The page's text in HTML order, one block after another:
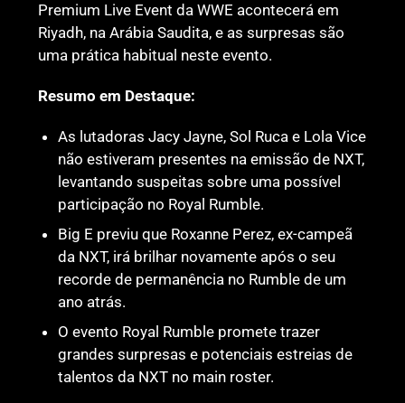
Premium Live Event da WWE acontecerá em
Riyadh, na Arábia Saudita, e as surpresas são
uma prática habitual neste evento.
Resumo em Destaque:
As lutadoras Jacy Jayne, Sol Ruca e Lola Vice
não estiveram presentes na emissão de NXT,
levantando suspeitas sobre uma possível
participação no Royal Rumble.
Big E previu que Roxanne Perez, ex-campeã
da NXT, irá brilhar novamente após o seu
recorde de permanência no Rumble de um
ano atrás.
O evento Royal Rumble promete trazer
grandes surpresas e potenciais estreias de
talentos da NXT no main roster.